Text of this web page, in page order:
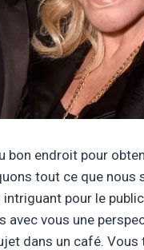
bon endroit pour
tout ce que nous
pour le
vous une
dans un café.